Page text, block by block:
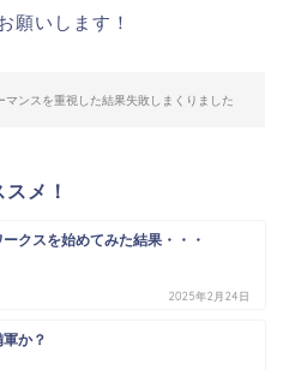
願いします！
マンスを重視した結果失敗しまくりました
メ！
クスを始めてみた結果・・・
2025年2月24日
か？